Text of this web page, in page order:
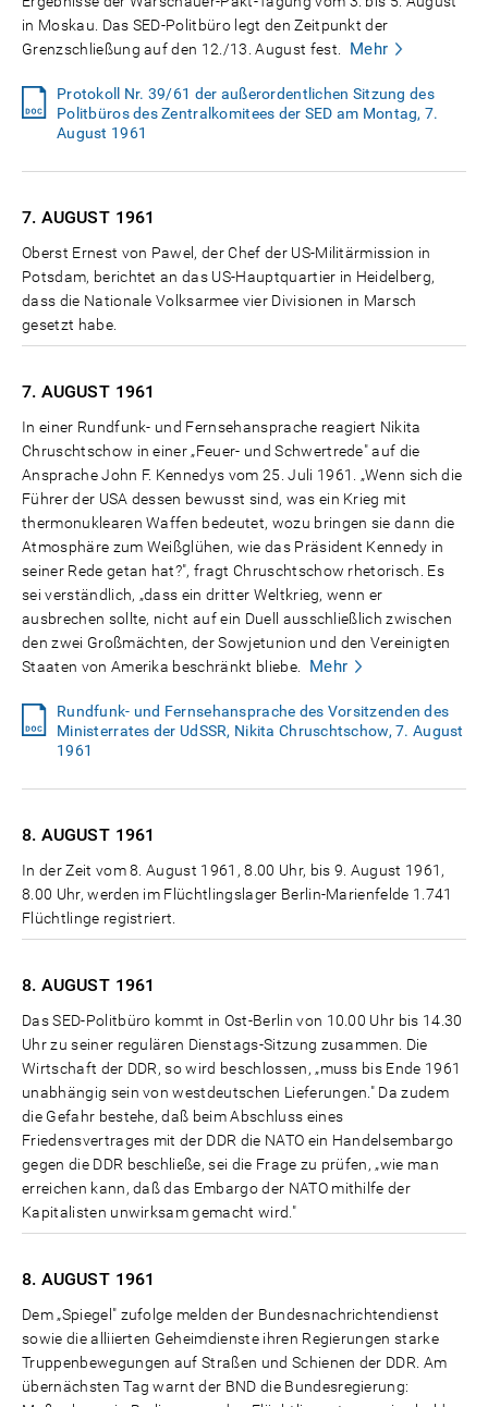
in Moskau. Das SED-Politbüro legt den Zeitpunkt der
Grenzschließung auf den 12./13. August fest.
Mehr
Protokoll Nr. 39/61 der außerordentlichen Sitzung des
Politbüros des Zentralkomitees der SED am Montag, 7.
August 1961
7. AUGUST 1961
Oberst Ernest von Pawel, der Chef der US-Militärmission in
Potsdam, berichtet an das US-Hauptquartier in Heidelberg,
dass die Nationale Volksarmee vier Divisionen in Marsch
gesetzt habe.
7. AUGUST 1961
In einer Rundfunk- und Fernsehansprache reagiert Nikita
Chruschtschow in einer „Feuer- und Schwertrede" auf die
Ansprache John F. Kennedys vom 25. Juli 1961. „Wenn sich die
Führer der USA dessen bewusst sind, was ein Krieg mit
thermonuklearen Waffen bedeutet, wozu bringen sie dann die
Atmosphäre zum Weißglühen, wie das Präsident Kennedy in
seiner Rede getan hat?", fragt Chruschtschow rhetorisch. Es
sei verständlich, „dass ein dritter Weltkrieg, wenn er
ausbrechen sollte, nicht auf ein Duell ausschließlich zwischen
den zwei Großmächten, der Sowjetunion und den Vereinigten
Staaten von Amerika beschränkt bliebe.
Mehr
Rundfunk- und Fernsehansprache des Vorsitzenden des
Ministerrates der UdSSR, Nikita Chruschtschow, 7. August
1961
8. AUGUST 1961
In der Zeit vom 8. August 1961, 8.00 Uhr, bis 9. August 1961,
8.00 Uhr, werden im Flüchtlingslager Berlin-Marienfelde 1.741
Flüchtlinge registriert.
8. AUGUST 1961
Das SED-Politbüro kommt in Ost-Berlin von 10.00 Uhr bis 14.30
Uhr zu seiner regulären Dienstags-Sitzung zusammen. Die
Wirtschaft der DDR, so wird beschlossen, „muss bis Ende 1961
unabhängig sein von westdeutschen Lieferungen." Da zudem
die Gefahr bestehe, daß beim Abschluss eines
Friedensvertrages mit der DDR die NATO ein Handelsembargo
gegen die DDR beschließe, sei die Frage zu prüfen, „wie man
erreichen kann, daß das Embargo der NATO mithilfe der
Kapitalisten unwirksam gemacht wird."
8. AUGUST 1961
Dem „Spiegel" zufolge melden der Bundesnachrichtendienst
sowie die alliierten Geheimdienste ihren Regierungen starke
Truppenbewegungen auf Straßen und Schienen der DDR. Am
übernächsten Tag warnt der BND die Bundesregierung: